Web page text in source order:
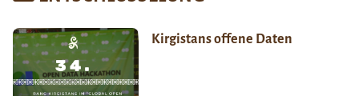
Kirgistans offene Daten